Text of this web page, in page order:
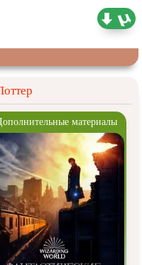
материалы